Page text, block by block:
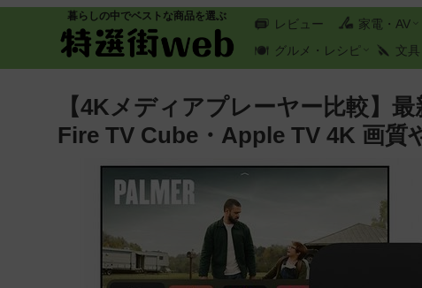
暮らしの中でベストな商品を選ぶ
レビュー 家電・AV
グルメ・レシピ
文
【4Kメディアプレーヤー比較】
Fire TV Cube・Apple TV 4K 画質